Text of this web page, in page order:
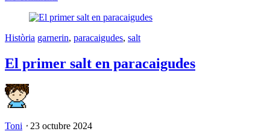
Història garnerin, paracaigudes, salt
El primer salt en paracaigudes
Toni ⋅ 23 octubre 2024